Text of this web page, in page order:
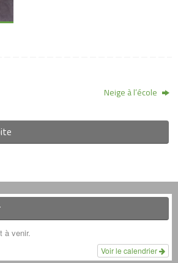
Neige à l’école
à venir.
Voir le calendrier